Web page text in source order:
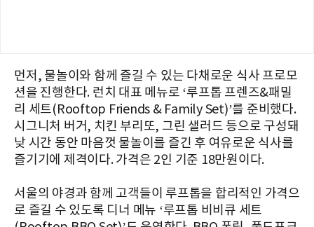
먼저, 물놀이와 함께 즐길 수 있는 다채로운 식사 프로모
션을 진행한다. 런치 대표 메뉴로 ‘루프톱 프렌즈&패밀
리 세트(Rooftop Friends & Family Set)’를 준비했다.
시그니처 버거, 치킨 부리또, 그린 샐러드 등으로 구성돼
낮 시간 동안 마음껏 물놀이를 즐긴 후 여유로운 식사를
즐기기에 제격이다. 가격은 2인 기준 18만원이다.
서울의 야경과 함께 고객들이 루프톱을 합리적인 가격으
로 즐길 수 있도록 디너 메뉴 ‘루프톱 비비큐 세트